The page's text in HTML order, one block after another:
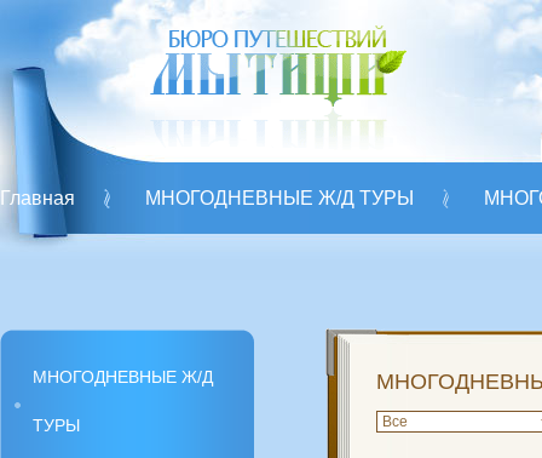
Главная МНОГОДНЕВНЫЕ Ж/Д ТУРЫ
МНОГОДНЕВНЫЕ Ж/Д
ТУРЫ